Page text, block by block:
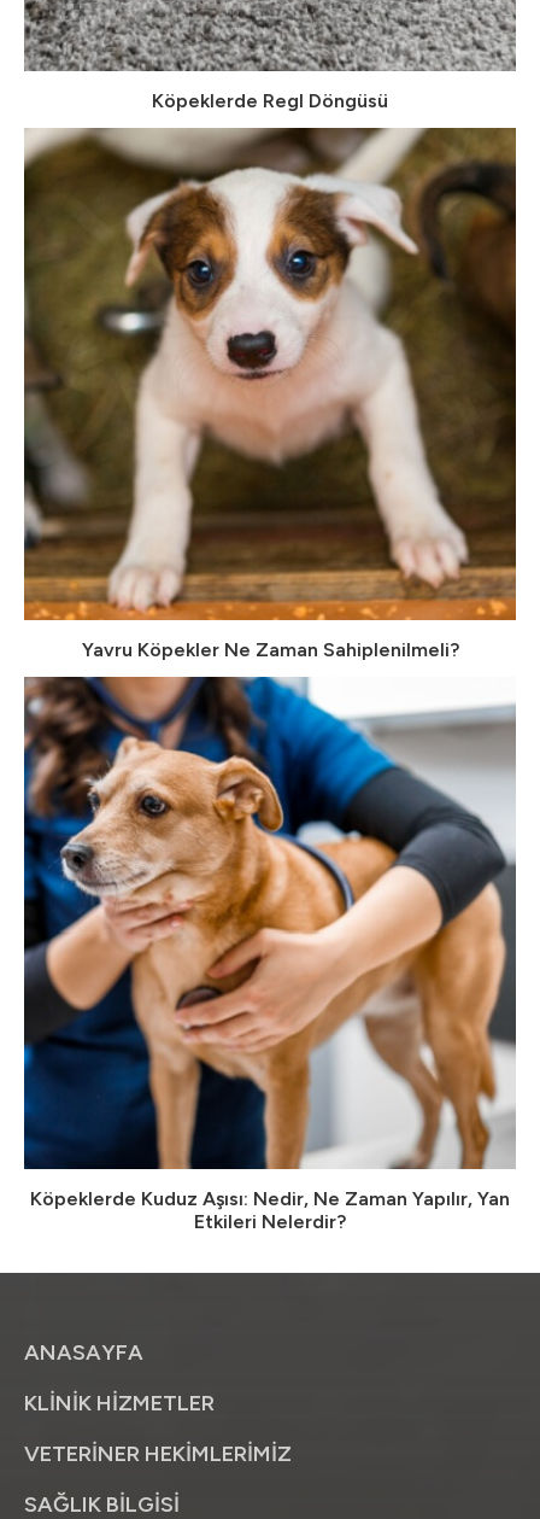
Köpeklerde Regl Döngüsü
Yavru Köpekler Ne Zaman Sahiplenilmeli?
Köpeklerde Kuduz Aşısı: Nedir, Ne Zaman Yapılır, Yan
Etkileri Nelerdir?
ANASAYFA
KLİNİK HİZMETLER
VETERİNER HEKİMLERİMİZ
SAĞLIK BİLGİSİ